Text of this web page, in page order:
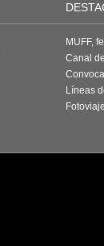
MUFF,
Canal
Líneas